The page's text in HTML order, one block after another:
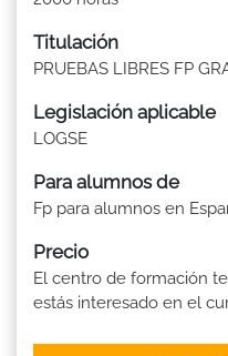
Titulación
PRUEBAS LIBRES FP
Legislación aplicable
LOGSE
Para alumnos de
Fp para alumnos en
Precio
El centro de formación
estás interesado en el